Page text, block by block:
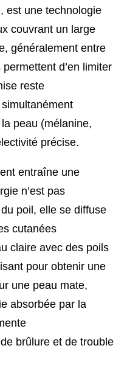
est une technologie
couvrant un large
généralement entre
d’en limiter
reste
peau (mélanine,
précise.
entraîne une
n’est pas
poil, elle se diffuse
cutanées
claire avec des poils
pour obtenir une
une peau mate,
absorbée par la
brûlure et de trouble